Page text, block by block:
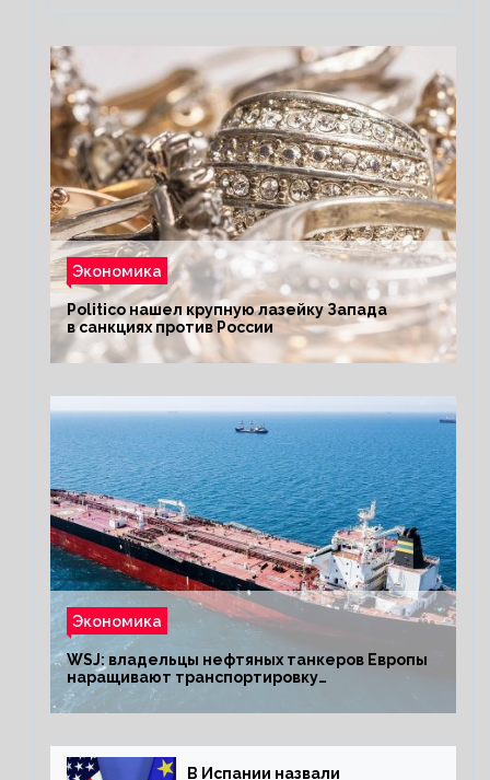
Экономика
Politico нашел крупную лазейку Запада
в санкциях против России
Экономика
WSJ: владельцы нефтяных танкеров Европы
наращивают транспортировку
из РФ до санкций
В Испании назвали